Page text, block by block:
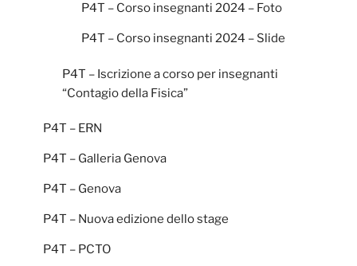
P4T – Corso insegnanti 2024 – Foto
P4T – Corso insegnanti 2024 – Slide
P4T – Iscrizione a corso per insegnanti
“Contagio della Fisica”
P4T – ERN
P4T – Galleria Genova
P4T – Genova
P4T – Nuova edizione dello stage
P4T – PCTO